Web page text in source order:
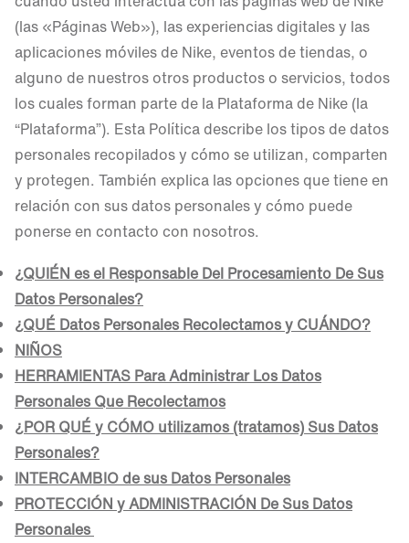
(las «Páginas Web»), las experiencias digitales y las
aplicaciones móviles de Nike, eventos de tiendas, o
alguno de nuestros otros productos o servicios, todos
los cuales forman parte de la Plataforma de Nike (la
“Plataforma”). Esta Política describe los tipos de datos
personales recopilados y cómo se utilizan, comparten
y protegen. También explica las opciones que tiene en
relación con sus datos personales y cómo puede
ponerse en contacto con nosotros.
¿QUIÉN es el Responsable Del Procesamiento De Sus
Datos Personales?
¿QUÉ Datos Personales Recolectamos y CUÁNDO?
NIÑOS
HERRAMIENTAS Para Administrar Los Datos
Personales Que Recolectamos
¿POR QUÉ y CÓMO utilizamos (tratamos) Sus Datos
Personales?
INTERCAMBIO de sus Datos Personales
PROTECCIÓN y ADMINISTRACIÓN De Sus Datos
Personales